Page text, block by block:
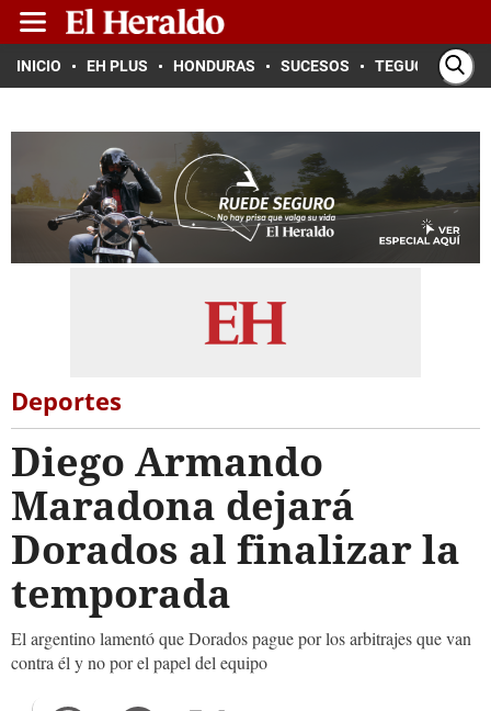
INICIO EH PLUS HONDURAS SUCESOS TEGUCIGALPA
Deportes
Diego Armando
Maradona dejará
Dorados al finalizar la
temporada
El argentino lamentó que Dorados pague por los arbitrajes que van
contra él y no por el papel del equipo